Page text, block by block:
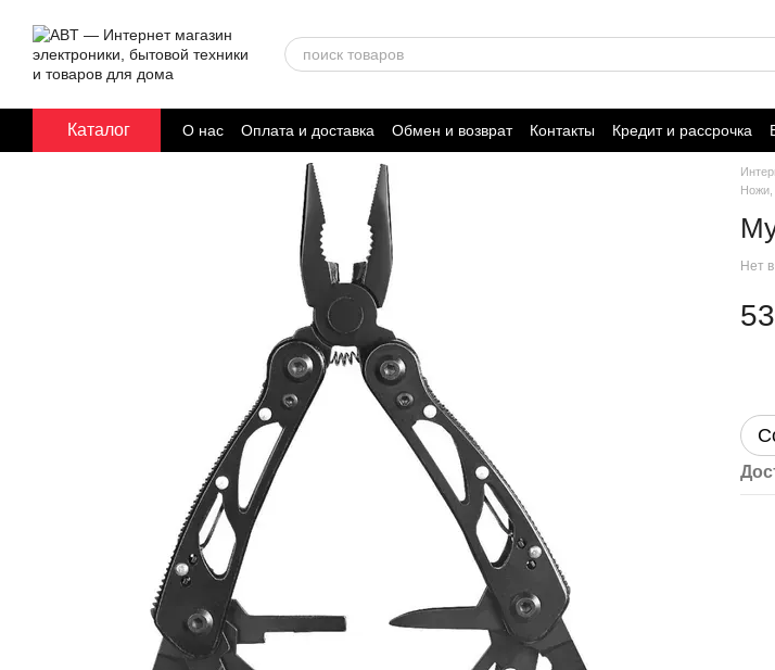
Каталог О нас Оплата и доставка Обмен и возврат Контакты Кредит и рассрочка
Договор публичной оферты
Ножи,
Нет